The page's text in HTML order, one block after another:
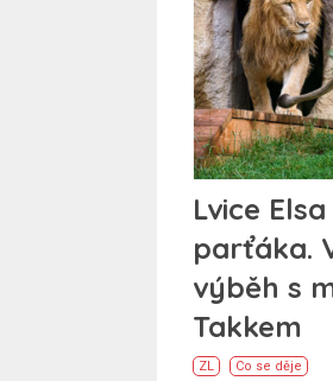
Lvice
parťáka.
výběh s
Takkem
ZL Co se děje